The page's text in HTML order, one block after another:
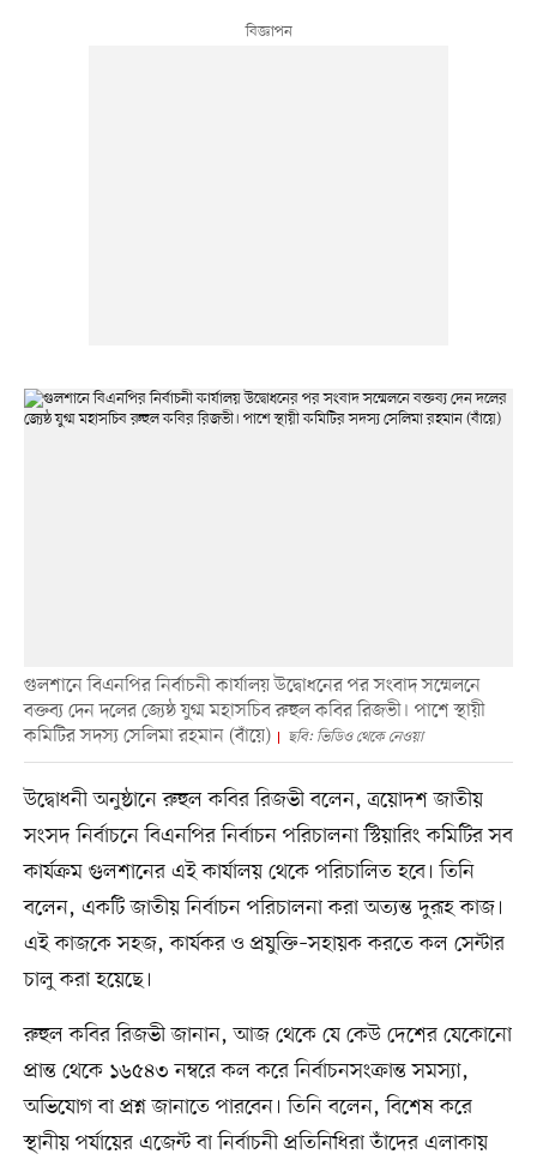
গুলশানে বিএনপির নির্বাচনী কার্যালয় উদ্বোধনের পর সংবাদ সম্মেলনে
বক্তব্য দেন দলের জ্যেষ্ঠ যুগ্ম মহাসচিব রুহুল কবির রিজভী। পাশে স্থায়ী
কমিটির সদস্য সেলিমা রহমান (বাঁয়ে)
ছবি: ভিডিও থেকে নেওয়া
উদ্বোধনী অনুষ্ঠানে রুহুল কবির রিজভী বলেন, ত্রয়োদশ জাতীয়
সংসদ নির্বাচনে বিএনপির নির্বাচন পরিচালনা স্টিয়ারিং কমিটির সব
কার্যক্রম গুলশানের এই কার্যালয় থেকে পরিচালিত হবে। তিনি
বলেন, একটি জাতীয় নির্বাচন পরিচালনা করা অত্যন্ত দুরূহ কাজ।
এই কাজকে সহজ, কার্যকর ও প্রযুক্তি–সহায়ক করতে কল সেন্টার
চালু করা হয়েছে।
রুহুল কবির রিজভী জানান, আজ থেকে যে কেউ দেশের যেকোনো
প্রান্ত থেকে ১৬৫৪৩ নম্বরে কল করে নির্বাচনসংক্রান্ত সমস্যা,
অভিযোগ বা প্রশ্ন জানাতে পারবেন। তিনি বলেন, বিশেষ করে
স্থানীয় পর্যায়ের এজেন্ট বা নির্বাচনী প্রতিনিধিরা তাঁদের এলাকায়